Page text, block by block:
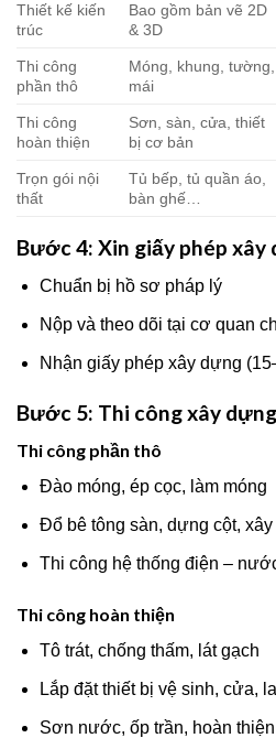
Thiết kế kiến
trúc
Bao gồm bản vẽ 2D
& 3D
Thi công
phần thô
Móng, khung, tường,
mái
Thi công
hoàn thiện
Sơn, sàn, cửa, thiết
bị cơ bản
Trọn gói nội
thất
Tủ bếp, tủ quần áo,
bàn ghế…
Bước 4: Xin giấy phép xây
Chuẩn bị hồ sơ pháp lý
Nộp và theo dõi tại cơ quan
Nhận giấy phép xây dựng
Bước 5: Thi công xây dựng
Thi công phần thô
Đào móng, ép cọc, làm móng
Đổ bê tông sàn, dựng cột,
Thi công hệ thống điện –
Thi công hoàn thiện
Tô trát, chống thấm, lát gạch
Lắp đặt thiết bị vệ sinh, cửa,
Sơn nước, ốp trần, hoàn